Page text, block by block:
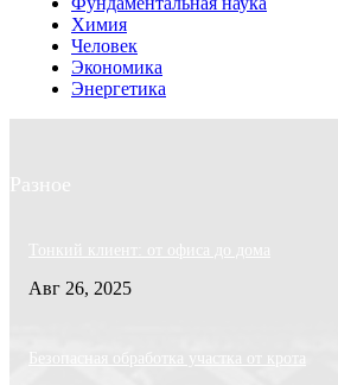
Химия
Человек
Экономика
Энергетика
Разное
Тонкий клиент: от офиса до дома
Авг 26, 2025
Безопасная обработка участка от крота